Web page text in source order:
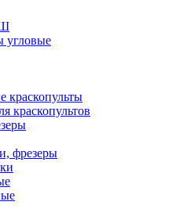
краскопульты
краскопультов
фрезеры